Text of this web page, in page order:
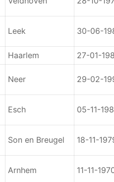
Leek 30-06-
Haarlem 27-01-
Neer 29-02-
Esch 05-11-
Son en Breugel 18-11-
Arnhem 11-11-